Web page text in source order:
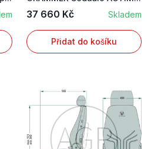
37 660 Kč Skladem
Přidat do košíku